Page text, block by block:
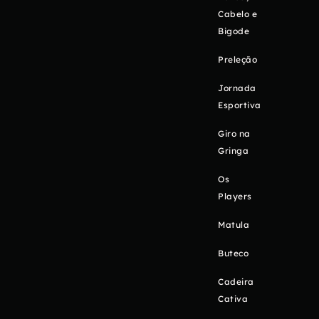
Cabelo e
Bigode
Preleção
Jornada
Esportiva
Giro na
Gringa
Os
Players
Matula
Buteco
Cadeira
Cativa